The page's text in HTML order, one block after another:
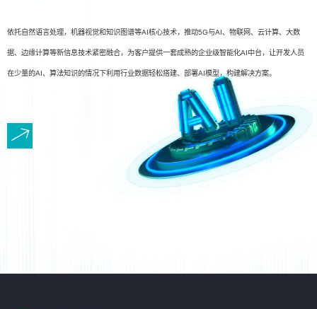
依托自然语言处理，机器视觉和知识图谱等AI核心技术，推动5G与AI、物联网、云计算、大数
据、边缘计算等新信息技术紧密融合，为客户提供一套成熟的企业级智能化AI中台，让开发人员
在少量的AI、算法知识的情况下利用行业数据轻松搭建、部署AI模型，构建解决方案。